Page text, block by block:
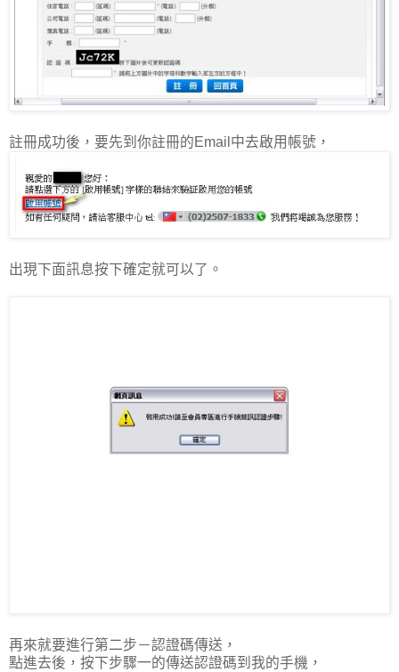
註冊成功後，要先到你註冊的Email中去啟用帳號，
出現下面訊息按下確定就可以了。
再來就要進行第二步－認證碼傳送，
點進去後，按下步驟一的傳送認證碼到我的手機，